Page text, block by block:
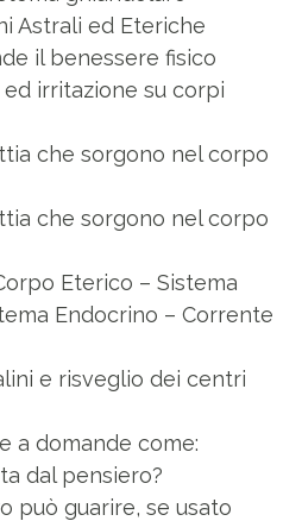
Astrali ed Eteriche
il benessere fisico
ed irritazione su corpi
che sorgono nel corpo
che sorgono nel corpo
Eterico – Sistema
Endocrino – Corrente
e risveglio dei centri
a domande come:
dal pensiero?
può guarire, se usato